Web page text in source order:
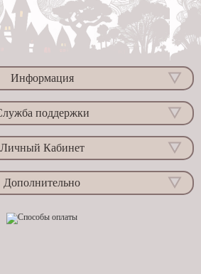
Информация
поддержки
Личный Кабинет
Дополнительно